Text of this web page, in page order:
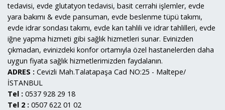
tedavisi, evde glutatyon tedavisi, basit cerrahi işlemler, evde
yara bakımı & evde pansuman, evde beslenme tüpü takımı,
evde idrar sondası takımı, evde kan tahlili ve idrar tahlilleri, evde
iğne yapma hizmeti gibi sağlık hizmetleri sunar. Evinizden
çıkmadan, evinizdeki konfor ortamıyla özel hastanelerden daha
uygun fiyata sağlık hizmetlerimizden faydalanın.
ADRES : Cevizli Mah.Talatapaşa Cad NO:25 - Maltepe/
İSTANBUL
Tel : 0537 928 29 18
Tel 2 : 0507 622 01 02